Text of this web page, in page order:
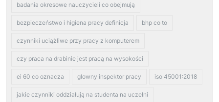
badania okresowe nauczycieli co obejmują
bezpieczeństwo i higiena pracy definicja bhp co to
czynniki uciążliwe przy pracy z komputerem
czy praca na drabinie jest pracą na wysokości
ei 60 co oznacza glowny inspektor pracy iso 45001:2018
jakie czynniki oddziałują na studenta na uczelni